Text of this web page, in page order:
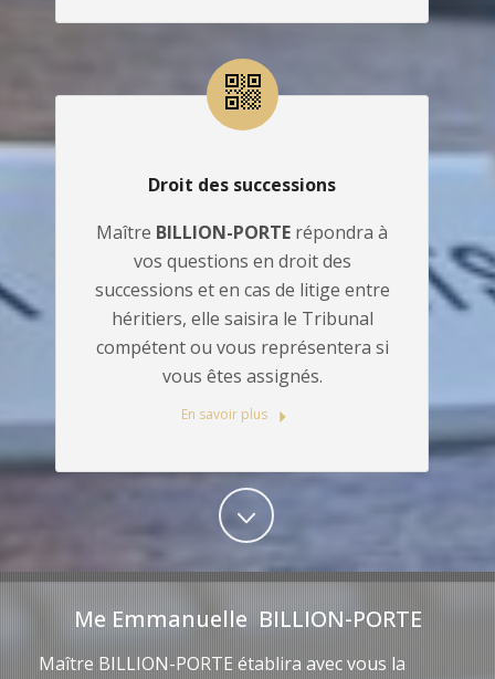
Droit des successions
Maître BILLION-PORTE répondra à
vos questions en droit des
successions et en cas de litige entre
héritiers, elle saisira le Tribunal
compétent ou vous représentera si
vous êtes assignés.
En savoir plus
Me Emmanuelle BILLION-PORTE
Maître BILLION-PORTE établira avec vous la